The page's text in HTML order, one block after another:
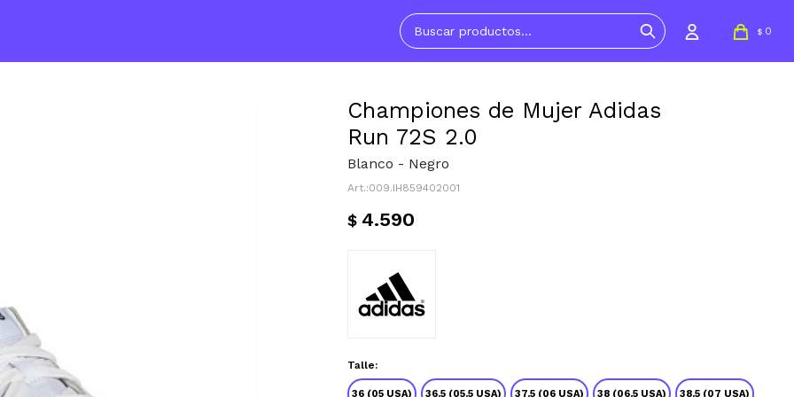
$ 0
Championes de Mujer Adidas
Run 72S 2.0
Blanco - Negro
009.IH859402001
$ 4.590
Talle:
36 (05 USA) 36.5 (05.5 USA) 37.5 (06 USA) 38 (06.5 USA) 38.5 (07 USA)